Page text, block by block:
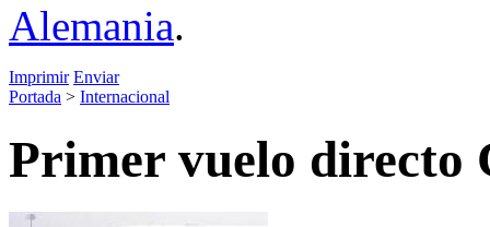
Alemania.
Imprimir Enviar
Portada > Internacional
Primer vuelo directo